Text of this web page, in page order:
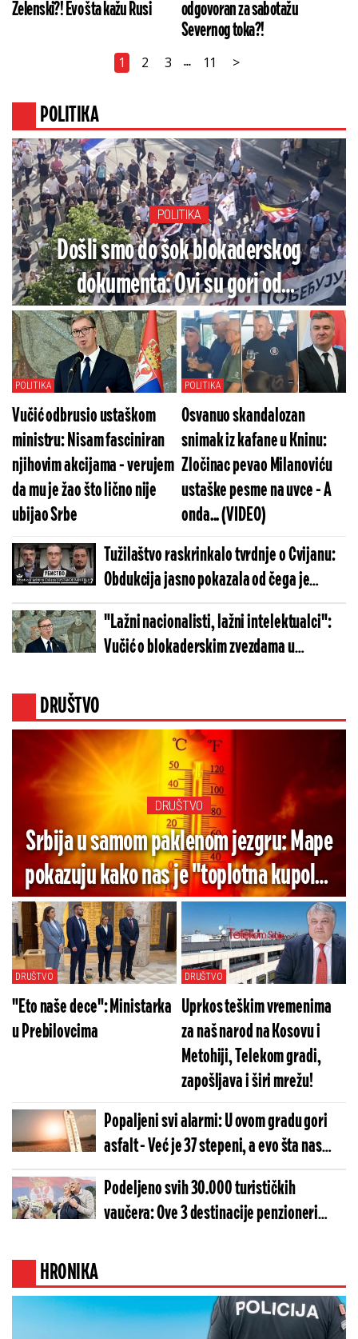
Zelenski?! Evo šta kažu Rusi
odgovoran za sabotažu
Severnog toka?!
1 2 3 ... 11 >
POLITIKA
POLITIKA
Došli smo do šok blokaderskog
dokumenta: Ovi su gori od
komunističkih komesara (FOTO)
POLITIKA
Vučić odbrusio ustaškom
ministru: Nisam fasciniran
njihovim akcijama - verujem
da mu je žao što lično nije
ubijao Srbe
POLITIKA
Osvanuo skandalozan
snimak iz kafane u Kninu:
Zločinac pevao Milanoviću
ustaške pesme na uvce - A
onda... (VIDEO)
Tužilaštvo raskrinkalo tvrdnje o Cvijanu:
Obdukcija jasno pokazala od čega je
preminuo
"Lažni nacionalisti, lažni intelektualci":
Vučić o blokaderskim zvezdama u
DRUŠTVO
DRUŠTVO
Srbija u samom paklenom jezgru: Mape
pokazuju kako nas je "toplotna kupola"
potpuno zarobila, živa ide do 43
stepena
DRUŠTVO
"Eto naše dece": Ministarka
u Prebilovcima
DRUŠTVO
Uprkos teškim vremenima
za naš narod na Kosovu i
Metohiji, Telekom gradi,
zapošljava i širi mrežu!
Popaljeni svi alarmi: U ovom gradu gori
asfalt - Već je 37 stepeni, a evo šta nas
čeka za vikend
Podeljeno svih 30.000 turističkih
vaučera: Ove 3 destinacije penzioneri
HRONIKA